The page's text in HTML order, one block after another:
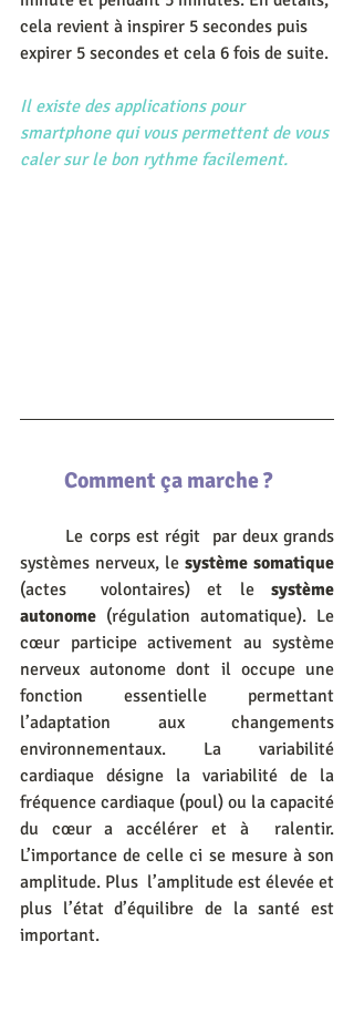
cela revient à inspirer 5 secondes puis
expirer 5 secondes et cela 6 fois de suite.
Il existe des applications pour
smartphone qui vous permettent de vous
caler sur le bon rythme facilement.
	Comment ça marche ?
systèmes nerveux, le système somatique
(actes  volontaires) et le système
autonome (régulation automatique). Le
cœur participe activement au système
nerveux autonome dont il occupe une
fonction essentielle permettant
l’adaptation aux changements
environnementaux. La variabilité
cardiaque désigne la variabilité de la
fréquence cardiaque (poul) ou la capacité
du cœur a accélérer et à  ralentir.
L’importance de celle ci se mesure à son
amplitude. Plus  l’amplitude est élevée et
plus l’état d’équilibre de la santé est
important.